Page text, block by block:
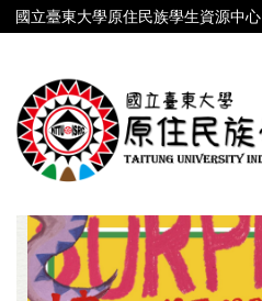
跳
到
內
容
區
國立臺東大學原住民族學生資源中心